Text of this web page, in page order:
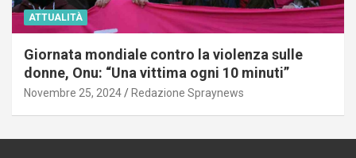
ATTUALITÀ
Giornata mondiale contro la violenza sulle
donne, Onu: “Una vittima ogni 10 minuti”
Novembre 25, 2024 Redazione Spraynews